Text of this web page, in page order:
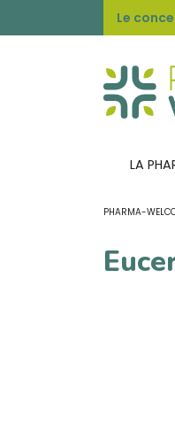
Le
LA
PHARMA-